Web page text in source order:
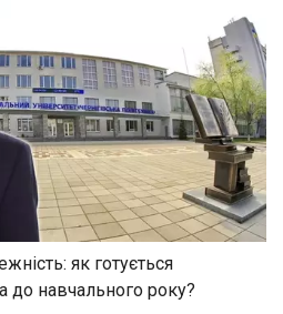
як готується
до навчального року?